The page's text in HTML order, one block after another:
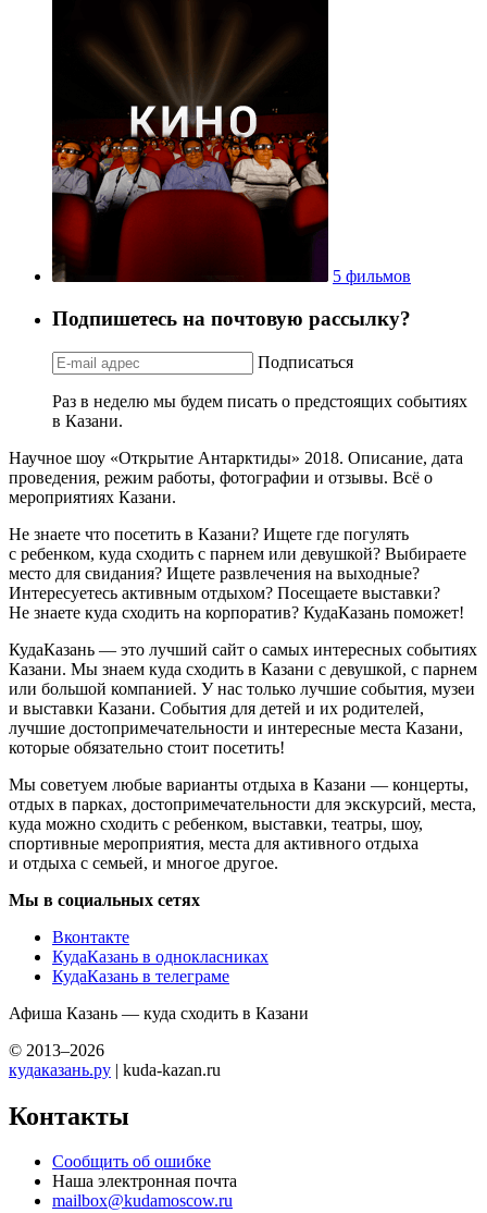
5 фильмов
Подпишетесь на почтовую рассылку?
Подписаться
Раз в неделю мы будем писать о предстоящих событиях
в Казани.
Научное шоу «Открытие Антарктиды» 2018. Описание, дата
проведения, режим работы, фотографии и отзывы. Всё о
мероприятиях Казани.
Не знаете что посетить в Казани? Ищете где погулять
с ребенком, куда сходить с парнем или девушкой? Выбираете
место для свидания? Ищете развлечения на выходные?
Интересуетесь активным отдыхом? Посещаете выставки?
Не знаете куда сходить на корпоратив? КудаКазань поможет!
КудаКазань — это лучший сайт о самых интересных событиях
Казани. Мы знаем куда сходить в Казани с девушкой, с парнем
или большой компанией. У нас только лучшие события, музеи
и выставки Казани. События для детей и их родителей,
лучшие достопримечательности и интересные места Казани,
которые обязательно стоит посетить!
Мы советуем любые варианты отдыха в Казани — концерты,
отдых в парках, достопримечательности для экскурсий, места,
куда можно сходить с ребенком, выставки, театры, шоу,
спортивные мероприятия, места для активного отдыха
и отдыха с семьей, и многое другое.
Мы в социальных сетях
Вконтакте
КудаКазань в однокласниках
КудаКазань в телеграме
Афиша Казань — куда сходить в Казани
© 2013–2026
кудаказань.ру | kuda-kazan.ru
Контакты
Сообщить об ошибке
Наша электронная почта
mailbox@kudamoscow.ru